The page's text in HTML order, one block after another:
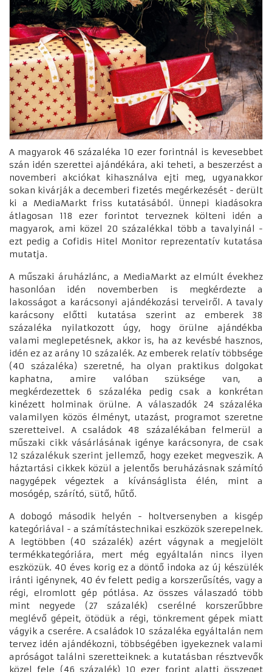
A magyarok 46 százaléka 10 ezer forintnál is kevesebbet
szán idén szerettei ajándékára, aki teheti, a beszerzést a
novemberi akciókat kihasználva ejti meg, ugyanakkor
sokan kivárják a decemberi fizetés megérkezését - derült
ki a MediaMarkt friss kutatásából. Ünnepi kiadásokra
átlagosan 118 ezer forintot terveznek költeni idén a
magyarok, ami közel 20 százalékkal több a tavalyinál -
ezt pedig a Cofidis Hitel Monitor reprezentatív kutatása
mutatja.
A műszaki áruházlánc, a MediaMarkt az elmúlt évekhez
hasonlóan idén novemberben is megkérdezte a
lakosságot a karácsonyi ajándékozási terveiről. A tavaly
karácsony előtti kutatása szerint az emberek 38
százaléka nyilatkozott úgy, hogy örülne ajándékba
valami meglepetésnek, akkor is, ha az kevésbé hasznos,
idén ez az arány 10 százalék. Az emberek relatív többsége
(40 százaléka) szeretné, ha olyan praktikus dolgokat
kaphatna, amire valóban szüksége van, a
megkérdezettek 6 százaléka pedig csak a konkrétan
kinézett holminak örülne. A válaszadók 24 százaléka
valamilyen közös élményt, utazást, programot szeretne
szeretteivel. A családok 48 százalékában felmerül a
műszaki cikk vásárlásának igénye karácsonyra, de csak
12 százalékuk szerint jellemző, hogy ezeket megveszik. A
háztartási cikkek közül a jelentős beruházásnak számító
nagygépek végeztek a kívánságlista élén, mint a
mosógép, szárító, sütő, hűtő.
A dobogó második helyén - holtversenyben a kisgép
kategóriával - a számítástechnikai eszközök szerepelnek.
A legtöbben (40 százalék) azért vágynak a megjelölt
termékkategóriára, mert még egyáltalán nincs ilyen
eszközük. 40 éves korig ez a döntő indoka az új készülék
iránti igénynek, 40 év felett pedig a korszerűsítés, vagy a
régi, elromlott gép pótlása. Az összes válaszadó több
mint negyede (27 százalék) cserélné korszerűbbre
meglévő gépeit, ötödük a régi, tönkrement gépek miatt
vágyik a cserére. A családok 10 százaléka egyáltalán nem
tervez idén ajándékozni, többségében igyekeznek valami
apróságot találni szeretteiknek: a kutatásban résztvevők
közel fele (46 százalék) 10 ezer forint alatti összeget